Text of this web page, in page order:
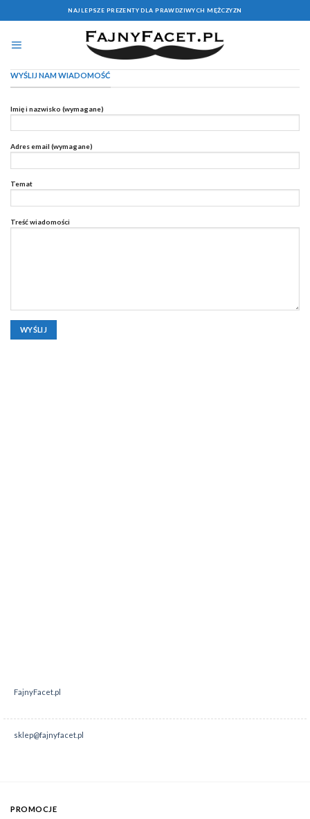
NAJLEPSZE PREZENTY DLA PRAWDZIWYCH MĘŻCZYZN
WYŚLIJ NAM WIADOMOŚĆ
Imię i nazwisko (wymagane)
Adres email (wymagane)
Temat
Treść wiadomości
FajnyFacet.pl
sklep@fajnyfacet.pl
PROMOCJE